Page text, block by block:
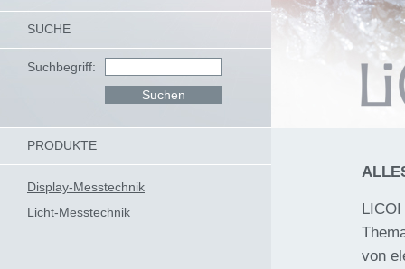
SUCHE
Suchbegriff:
PRODUKTE
Display-Messtechnik
Licht-Messtechnik
von